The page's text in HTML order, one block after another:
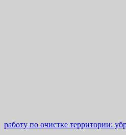
работу по очистке территории: